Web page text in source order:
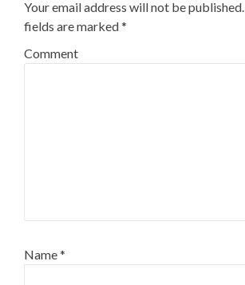
Your email address will not be published.
fields are marked*
Comment
Name*